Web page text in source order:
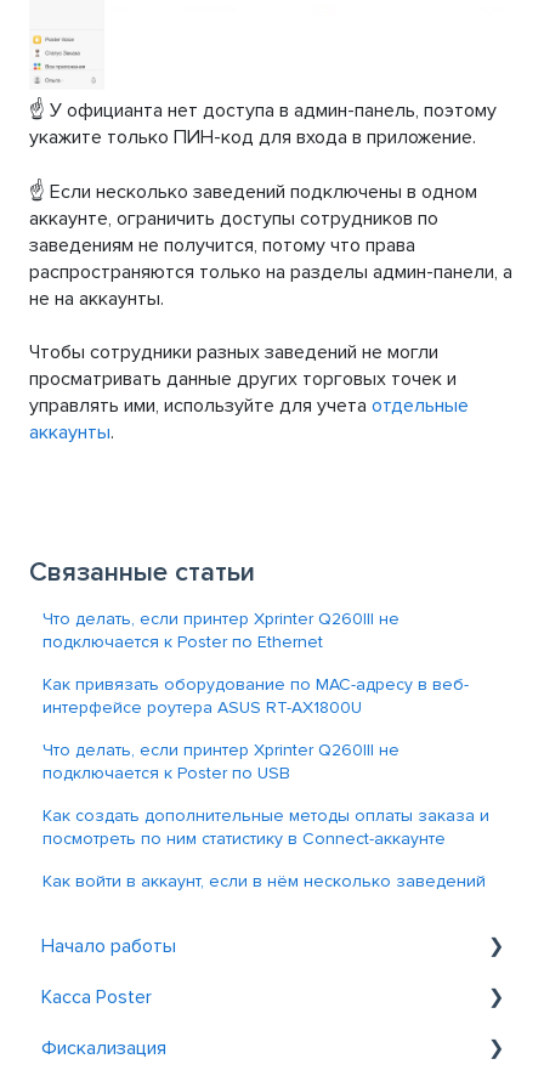
☝️ У официанта нет доступа в админ-панель, поэтому
укажите только ПИН-код для входа в приложение.
☝️ Если несколько заведений подключены в одном
аккаунте, ограничить доступы сотрудников по
заведениям не получится, потому что права
распространяются только на разделы админ-панели, а
не на аккаунты.
Чтобы сотрудники разных заведений не могли
просматривать данные других торговых точек и
управлять ими, используйте для учета отдельные
аккаунты.
Связанные статьи
Что делать, если принтер Xprinter Q260lll не
подключается к Poster по Ethernet
Как привязать оборудование по MAC-адресу в веб-
интерфейсе роутера ASUS RT-AX1800U
Что делать, если принтер Xprinter Q260lll не
подключается к Poster по USB
Как создать дополнительные методы оплаты заказа и
посмотреть по ним статистику в Connect-аккаунте
Как войти в аккаунт, если в нём несколько заведений
Начало работы
Знакомство с Poster
Регистрация и вход
Касса Poster
Общие
Фискализация